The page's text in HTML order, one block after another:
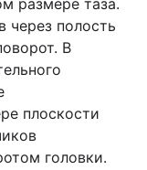
размере таза.
через полость
В
плоскости
головки.